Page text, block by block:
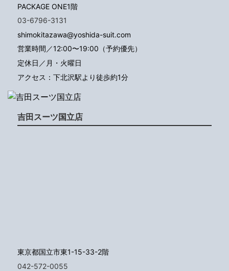
PACKAGE ONE1階
03-6796-3131
shimokitazawa@yoshida-suit.com
営業時間／12:00〜19:00（予約優先）
定休日／月・火曜日
アクセス：下北沢駅より徒歩約1分
吉田スーツ国立店
東京都国立市東1-15-33-2階
042-572-0055